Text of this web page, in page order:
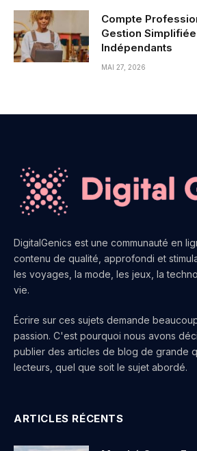
Compte
Gestion
Indépendants
MAI 27, 2026
DigitalGenics est une communauté en
contenu de qualité, approfondi et
les voyages, la mode, les jeux, la
vie.
Écrire sur ces sujets demande
passion. C'est pourquoi nous avons
publier des articles de blog de grande
lecteurs, quel que soit le sujet abordé.
ARTICLES RÉCENTS